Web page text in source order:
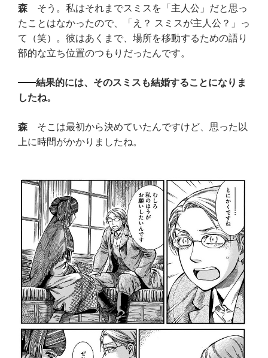
森 そう。私はそれまでスミスを「主人公」だと思っ
たことはなかったので、「え？ スミスが主人公？」っ
て（笑）。彼はあくまで、場所を移動するための語り
部的な立ち位置のつもりだったんです。
結果的には、そのスミスも結婚することになりま
したね。
森 そこは最初から決めていたんですけど、思った以
上に時間がかかりましたね。